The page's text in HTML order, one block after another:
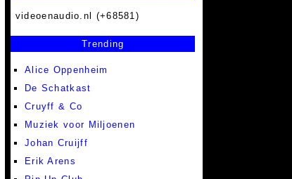
videoenaudio.nl (+68581)
Trending
Alice Oppenheim
De Schatkast
Cruyff & Co
Muziek voor Miljoenen
Johan Cruijff
Erik Arens